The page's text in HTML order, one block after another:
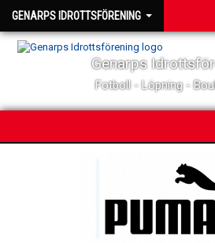
GENARPS IDROTTSFÖRENING
Genarps
Fotboll - Löpning -
MATCHER & TÄVLINGAR